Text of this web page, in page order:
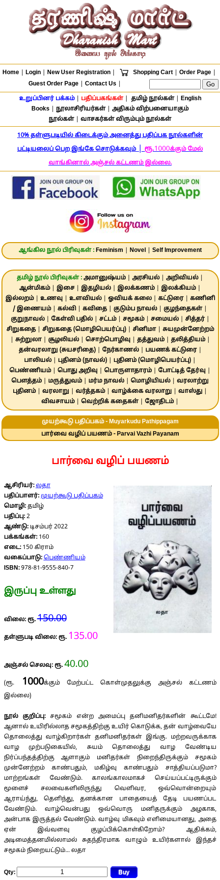
Home Login New User Registration Shopping Cart Order Page
Guest Order Page| Contact Us
உறுப்பினர் பக்கம்| பதிப்பகங்கள்| தமிழ் நூல்கள்| English
Books
நூலாசிரியர்கள்| அதிகம் விற்பனையாகும்
நூல்கள்| வாசகர்கள் விரும்பும் நூல்கள்
10% தள்ளுபடியில் கிடைக்கும் அனைத்து பதிப்பக நூல்களின்
பட்டியலைப் பெற இங்கே சொடுக்கவும்|ரூ.1000க்கும் மேல்
வாங்கினால் அஞ்சல் கட்டணம் இல்லை.
ஆங்கில நூல் பிரிவுகள் : Feminism Novel| Self Improvement
தமிழ் நூல் பிரிவுகள் : அமானுஷ்யம் அரசியல் அறிவியல்
ஆன்மிகம்
இசை இதழியல் இலக்கணம் இலக்கியம்
இல்லறம்| உணவு உளவியல்| ஓவியக் கலை| கட்டுரை| கணினி
/ இணையம்
கல்வி கவிதை குடும்ப நாவல் குழந்தைகள்|
குறுநாவல்| கேள்வி பதில்| சட்டம்| சமூகம்| சமையல்| சித்தர்|
சிறுகதை| சிறுகதை (மொழிபெயர்ப்பு)| சினிமா| சுயமுன்னேற்றம்
சுற்றுலா| சூழலியல்| சொற்பொழிவு தத்துவம்| தலித்தியம்|
தன்வரலாறு (சுயசரிதை)| நேர்காணல்| பயணக் கட்டுரை|
பாலியல்
புதினம் (நாவல்) புதினம் (மொழிபெயர்ப்பு)
பெண்ணியம்
பொது அறிவு பொருளாதாரம் போட்டித் தேர்வு
பௌத்தம்
மருத்துவம் மர்ம நாவல் மொழியியல்
வரலாற்று
புதினம்
வரலாறு வர்த்தகம் வாழ்க்கை வரலாறு வாஸ்து
விவசாயம்
வெற்றிக் கதைகள்| ஜோதிடம்
முயற்கூடு பதிப்பகம் - Muyarkudu Pathippagam
பார்வை வழிப் பயணம் - Parvai Vazhi Payanam
பார்வை வழிப் பயணம்
ஆசிரியர்: லதா
பதிப்பாளர்: முயற்கூடு பதிப்பகம்
மொழி:தமிழ்
பதிப்பு:2
ஆண்டு:டிசம்பர் 2022
பக்கங்கள்: 160
எடை: 150 கிராம்
வகைப்பாடு: பெண்ணியம்
ISBN: 978-81-9555-840-7
இருப்பு உள்ளது
விலை: ரூ.150.00
தள்ளுபடி விலை: ரூ. 135.00
அஞ்சல் செலவு: ரூ. 40.00
(ரூ. 1000க்கும் மேற்பட்ட கொள்முதலுக்கு அஞ்சல் கட்டணம்
இல்லை)
நூல் குறிப்பு:சமூகம் என்ற அமைப்பு தனிமனிதர்களின் கூட்டமே!
ஆனால் உயிரில்லாத சமூகத்திற்கு உயிர் கொடுக்க, தன் வாழ்வையே
தொலைத்து வாழ்கிறார்கள் தனிமனிதர்கள் இங்கு. மற்றவருக்காக
வாழ முற்படுகையில், சுயம் தொலைத்து வாழ வேண்டிய
நிர்ப்பந்தத்திற்கு ஆளாகும் மனிதர்கள் நிறைந்திருக்கும் சமூகம்
முன்னேற்றம் காண்பதும், மகிழ்வு காண்பதும் சாத்தியப்படுமா?
மாற்றங்கள் வேண்டும். காலங்காலமாகச் செய்யப்பட்டிருக்கும்
மூளைச் சலவைகளிலிருந்து வெளிவர, ஒவ்வொன்றையும்
ஆராய்ந்து, தெளிந்து, தனக்கான பாதையைத் தேடி பயணப்பட
வேண்டும். வாழ்வென்பது ஒவ்வொரு மனிதருக்கும் அழகாக,
அன்பாக இருத்தல் வேண்டும். வாழ்வு மிகவும் எளிமையானது, அதை
ஏன் இவ்வளவு குழப்பிக்கொள்கிறோம்? ஆதிக்கம்,
அடிமைத்தனமில்லாமல் சுதந்திரமாக வாழும் உயிர்களால் இந்தச்
சமூகம் நிறையட்டும்... லதா
Qty: